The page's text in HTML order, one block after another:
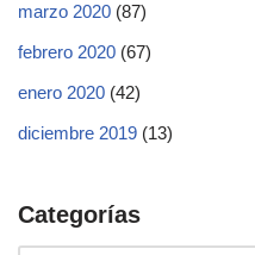
marzo 2020 (87)
febrero 2020 (67)
enero 2020 (42)
diciembre 2019 (13)
Categorías